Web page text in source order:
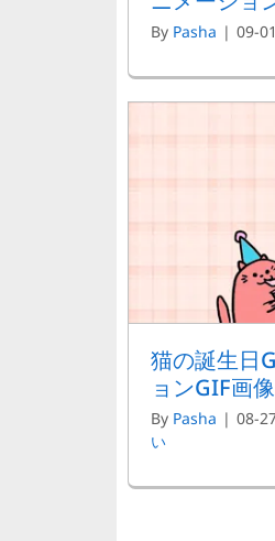
By Pasha | 09-
猫の誕生日
ョンGIF画
By Pasha | 08-
い